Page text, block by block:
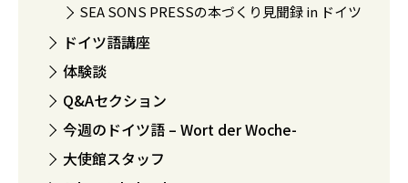
SEA SONS PRESSの本づくり見聞録 in ドイツ
ドイツ語講座
体験談
Q&Aセクション
今週のドイツ語 – Wort der Woche-
大使館スタッフ